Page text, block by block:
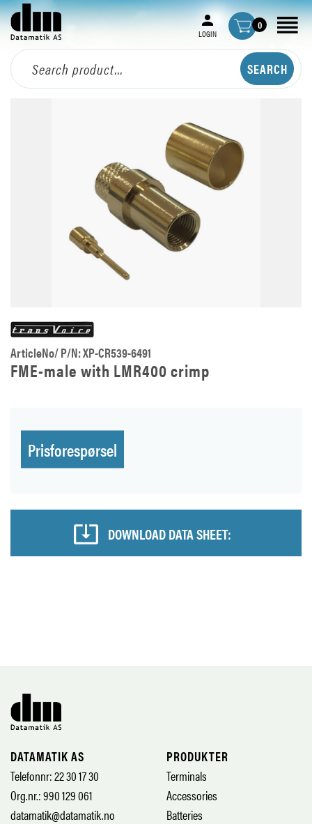
LOGIN
0
ArticleNo/ P/N: XP-CR539-6491
FME-male with LMR400 crimp
Prisforespørsel
DOWNLOAD DATA SHEET:
DATAMATIK AS
Telefonnr: 22 30 17 30
Org.nr.: 990 129 061
datamatik@datamatik.no
PRODUKTER
Terminals
Accessories
Batteries